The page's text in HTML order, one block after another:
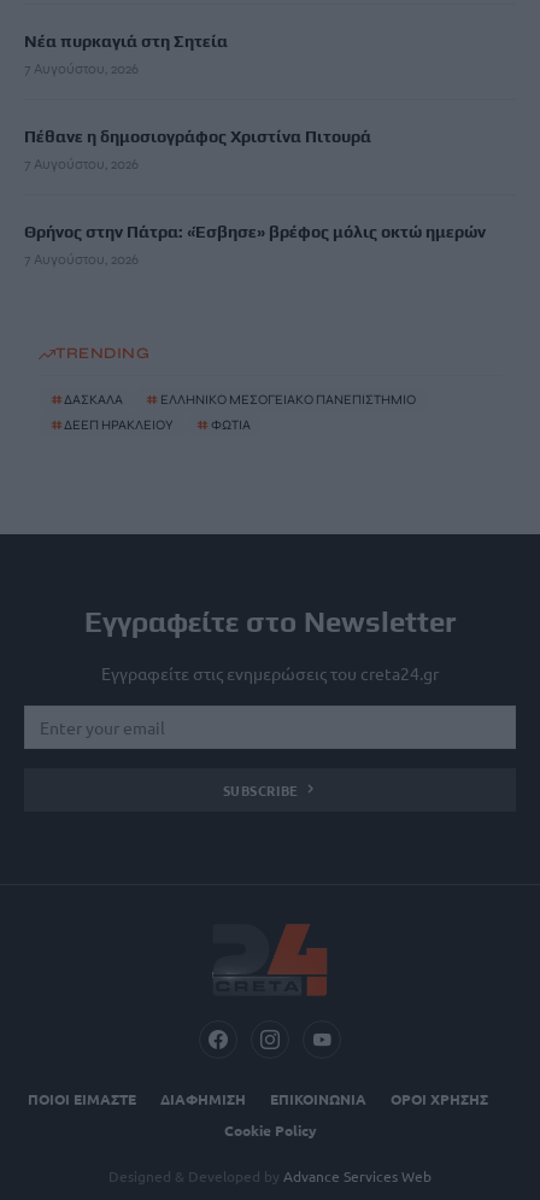
Νέα πυρκαγιά στη Σητεία
7 Αυγούστου, 2026
Πέθανε η δημοσιογράφος Χριστίνα Πιτουρά
7 Αυγούστου, 2026
Θρήνος στην Πάτρα: «Έσβησε» βρέφος μόλις οκτώ ημερών
7 Αυγούστου, 2026
TRENDING
# ΔΑΣΚΑΛΑ # ΕΛΛΗΝΙΚΟ ΜΕΣΟΓΕΙΑΚΟ ΠΑΝΕΠΙΣΤΗΜΙΟ
#ΔΕΕΠ ΗΡΑΚΛΕΙΟΥ # ΦΩΤΙΑ
Εγγραφείτε στο Newsletter
Εγγραφείτε στις ενημερώσεις του creta24.gr
SUBSCRIBE
ΠΟΙΟΙ ΕΙΜΑΣΤΕ ΔΙΑΦΗΜΙΣΗ ΕΠΙΚΟΙΝΩΝΙΑ
ΟΡΟΙ ΧΡΗΣΗΣ
Cookie Policy
Designed & Developed by Advance Services Web